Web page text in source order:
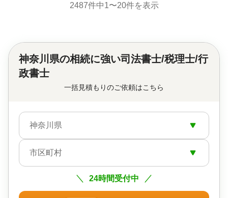
2487件中1〜20件を表示
神奈川県の相続に強い司法書士/税理士/行
政書士
一括見積もりのご依頼はこちら
神奈川県
市区町村
24時間受付中